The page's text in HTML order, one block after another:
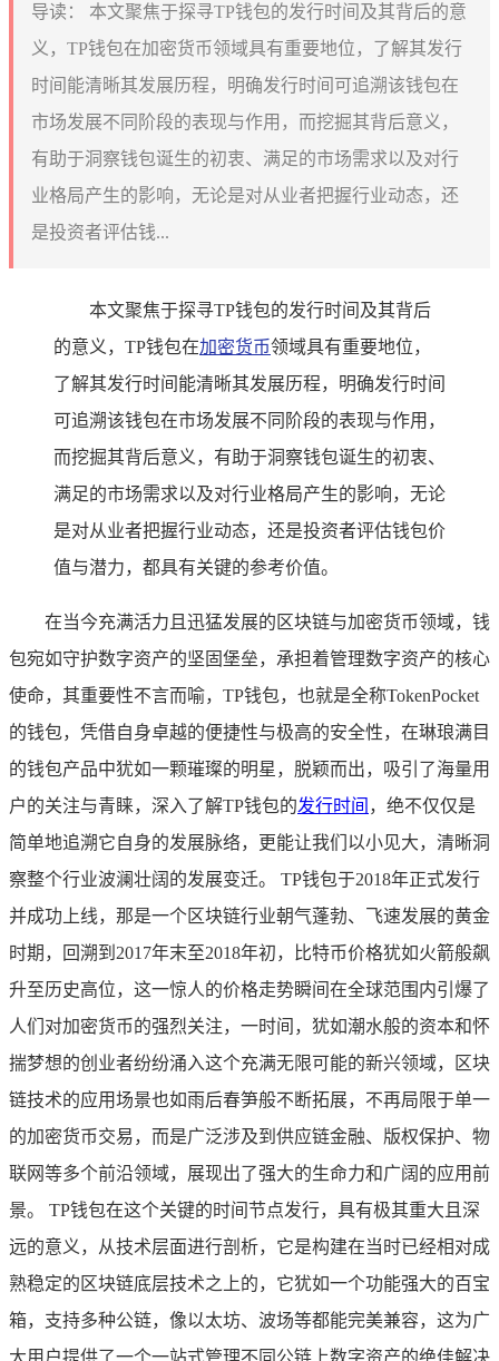
导读：
本文聚焦于探寻TP钱包的发行时间及其背后的意
义，TP钱包在加密货币领域具有重要地位，了解其发行
时间能清晰其发展历程，明确发行时间可追溯该钱包在
市场发展不同阶段的表现与作用，而挖掘其背后意义，
有助于洞察钱包诞生的初衷、满足的市场需求以及对行
业格局产生的影响，无论是对从业者把握行业动态，还
是投资者评估钱...
本文聚焦于探寻TP钱包的发行时间及其背后
的意义，TP钱包在加密货币领域具有重要地位，
了解其发行时间能清晰其发展历程，明确发行时间
可追溯该钱包在市场发展不同阶段的表现与作用，
而挖掘其背后意义，有助于洞察钱包诞生的初衷、
满足的市场需求以及对行业格局产生的影响，无论
是对从业者把握行业动态，还是投资者评估钱包价
值与潜力，都具有关键的参考价值。
在当今充满活力且迅猛发展的区块链与加密货币领域，钱
包宛如守护数字资产的坚固堡垒，承担着管理数字资产的核心
使命，其重要性不言而喻，TP钱包，也就是全称TokenPocket
的钱包，凭借自身卓越的便捷性与极高的安全性，在琳琅满目
的钱包产品中犹如一颗璀璨的明星，脱颖而出，吸引了海量用
户的关注与青睐，深入了解TP钱包的发行时间 ，绝不仅仅是
简单地追溯它自身的发展脉络，更能让我们以小见大，清晰洞
察整个行业波澜壮阔的发展变迁。 TP钱包于2018年正式发行
并成功上线，那是一个区块链行业朝气蓬勃、飞速发展的黄金
时期，回溯到2017年末至2018年初，比特币价格犹如火箭般飙
升至历史高位，这一惊人的价格走势瞬间在全球范围内引爆了
人们对加密货币的强烈关注，一时间，犹如潮水般的资本和怀
揣梦想的创业者纷纷涌入这个充满无限可能的新兴领域，区块
链技术的应用场景也如雨后春笋般不断拓展，不再局限于单一
的加密货币交易，而是广泛涉及到供应链金融、版权保护、物
联网等多个前沿领域，展现出了强大的生命力和广阔的应用前
景。 TP钱包在这个关键的时间节点发行，具有极其重大且深
远的意义，从技术层面进行剖析，它是构建在当时已经相对成
熟稳定的区块链底层技术之上的，它犹如一个功能强大的百宝
箱，支持多种公链，像以太坊、波场等都能完美兼容，这为广
大用户提供了一个一站式管理不同公链上数字资产的绝佳解决